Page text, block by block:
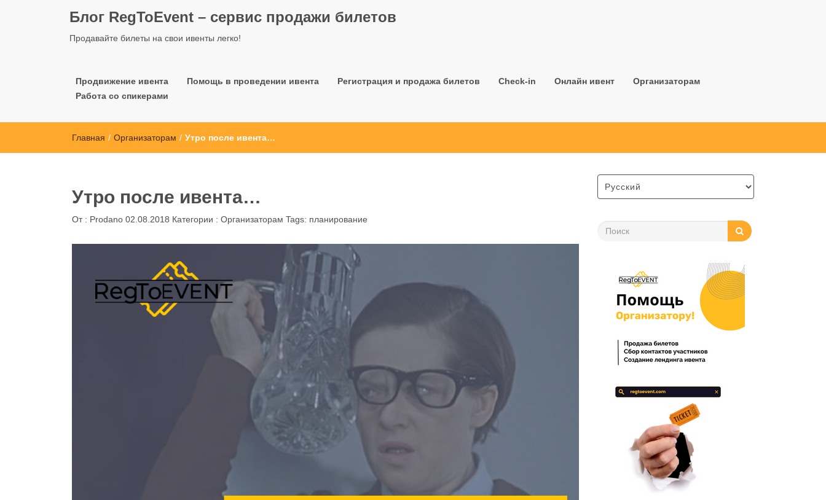
Блог RegToEvent – сервис продажи билетов
Продавайте билеты на свои ивенты легко!
Продвижение ивента Помощь в проведении ивента Регистрация и продажа билетов Check-in Онлайн ивент
Организаторам
Работа со спикерами
Главная / Организаторам / Утро после ивента…
Утро после ивента…
От : Prodano 02.08.2018 Категории : Организаторам Tags: планирование